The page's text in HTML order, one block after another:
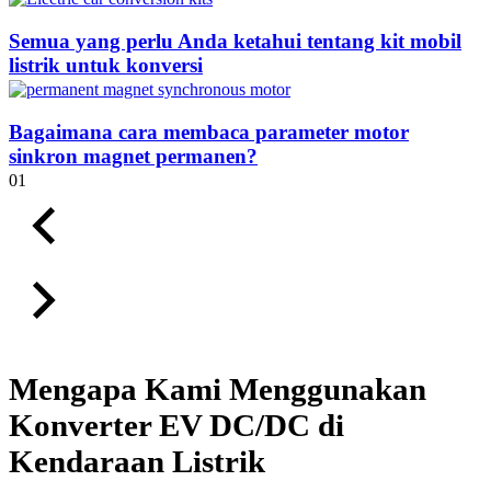
Semua yang perlu Anda ketahui tentang kit mobil
listrik untuk konversi
Bagaimana cara membaca parameter motor
sinkron magnet permanen?
01
Mengapa Kami Menggunakan
Konverter EV DC/DC di
Kendaraan Listrik